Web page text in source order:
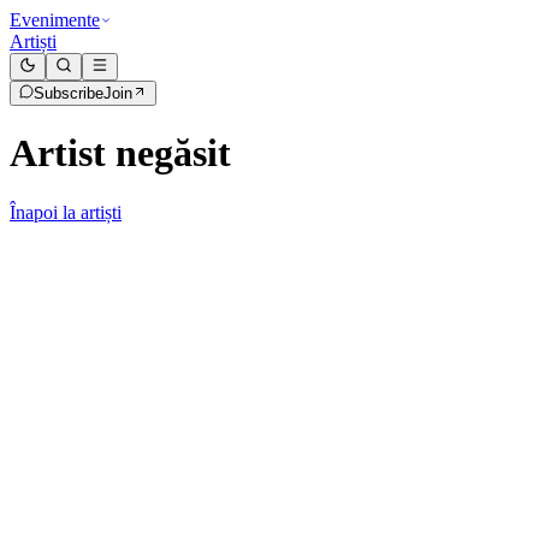
Evenimente
Artiști
SubscribeJoin
Artist negăsit
Înapoi la artiști